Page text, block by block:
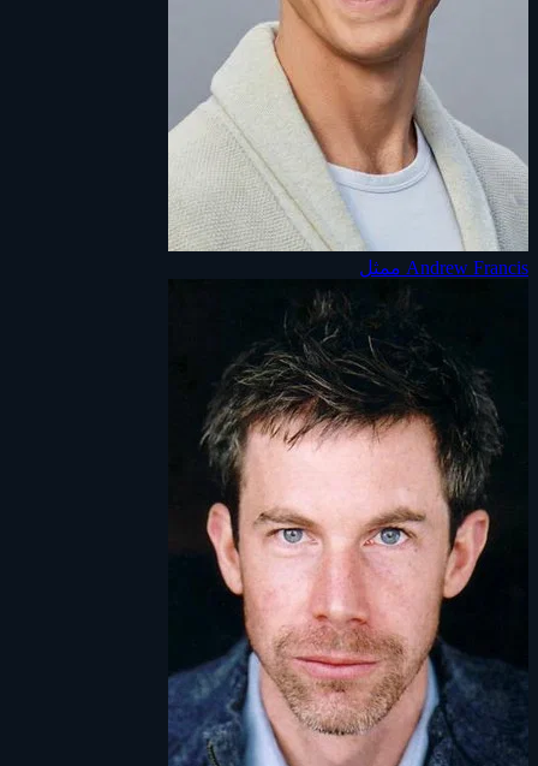
Andrew Francis ممثل